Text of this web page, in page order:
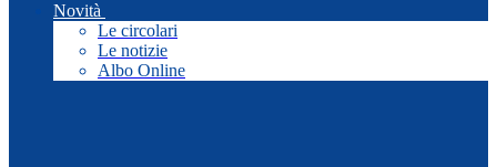
Novità
Le circolari
Le notizie
Albo Online